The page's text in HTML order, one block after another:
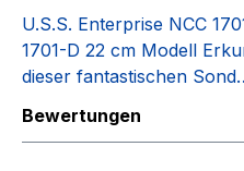
U.S.S. Enterprise NCC
1701-D 22 cm Modell
dieser fantastischen
Bewertungen